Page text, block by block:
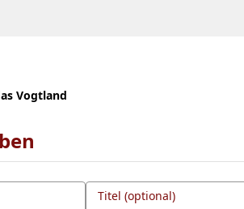
Vogtland
Titel (optional)